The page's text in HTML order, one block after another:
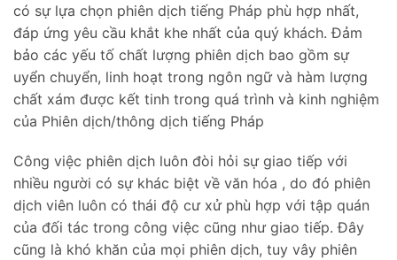
có sự lựa chọn phiên dịch tiếng Pháp phù hợp nhất,
đáp ứng yêu cầu khắt khe nhất của quý khách. Đảm
bảo các yếu tố chất lượng phiên dịch bao gồm sự
uyển chuyển, linh hoạt trong ngôn ngữ và hàm lượng
chất xám được kết tinh trong quá trình và kinh nghiệm
của Phiên dịch/thông dịch tiếng Pháp
Công việc phiên dịch luôn đòi hỏi sự giao tiếp với
nhiều người có sự khác biệt về văn hóa , do đó phiên
dịch viên luôn có thái độ cư xử phù hợp với tập quán
của đối tác trong công việc cũng như giao tiếp. Đây
cũng là khó khăn của mọi phiên dịch, tuy vây phiên